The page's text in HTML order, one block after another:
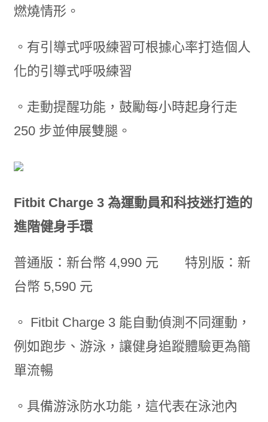
燃燒情形。
。有引導式呼吸練習可根據心率打造個人
化的引導式呼吸練習
。走動提醒功能，鼓勵每小時起身行走
250 步並伸展雙腿。
Fitbit Charge 3 為運動員和科技迷打造的
進階健身手環
普通版：新台幣 4,990 元 特別版：新
台幣 5,590 元
。 Fitbit Charge 3 能自動偵測不同運動，
例如跑步、游泳，讓健身追蹤體驗更為簡
單流暢
。具備游泳防水功能，這代表在泳池內